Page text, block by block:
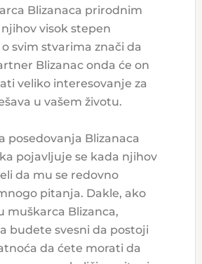
Blizanaca prirodnim
visok stepen
svim stvarima znači da
Blizanac onda će on
veliko interesovanje za
u vašem životu.
posedovanja Blizanaca
pojavljuje se kada njihov
da mu se redovno
pitanja. Dakle, ako
muškarca Blizanca,
budete svesni da postoji
da ćete morati da